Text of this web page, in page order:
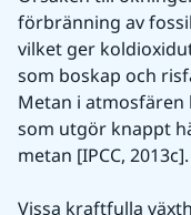
förbränning av
vilket ger
som boskap och
Metan i atmosfären
som utgör knappt
metan [IPCC, 2013c].
Vissa kraftfulla